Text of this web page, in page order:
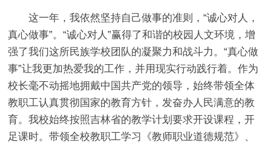
这一年，我依然坚持自己做事的准则，“诚心对人，
真心做事”。“诚心对人”赢得了和谐的校园人文环境，增
强了我们这所民族学校团队的凝聚力和战斗力。“真心做
事”让我更加热爱我的工作，并用现实行动践行着。作为
校长毫不动摇地拥戴中国共产党的领导，始终带领全体
教职工认真贯彻国家的教育方针，发奋办人民满意的教
育。我校始终按照吉林省的教学计划要求开设课程，开
足课时。带领全校教职工学习《教师职业道德规范》、